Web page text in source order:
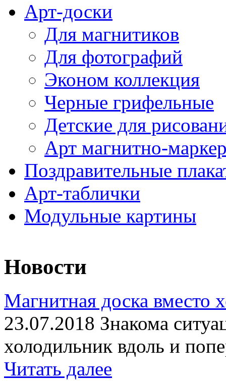
Арт-доски
Для магнитиков
Для фотографий
Эконом коллекция
Черные грифельные
Детские для
Арт магнитно-
Поздравительные
Арт-таблички
Модульные картины
Новости
Магнитная доска вместо
23.07.2018 Знакома
холодильник вдоль и
Читать далее